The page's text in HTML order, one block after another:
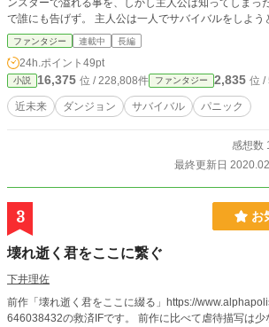
ンスターで溢れる事を、しかし主人公は知ってしまっ
で誰にも告げず。 主人公は一人でサバイバルをしよう
い。 宝くじのお金を使い着々と準備をしていく。 主人
人公は誰も助け無いのか。世界がモンスターで溢れる世
イトルを変更しました
ファンタジー 連載中 長編
24h.ポイント 49pt
小説 16,375 位 / 228,808件 ファンタジー 2,835 位 /
近未来 ダンジョン サバイバル パニック
感想数
最終更新日
3 お
壊れ逝く君をここに繋ぐ
下井理佐
前作「壊れ逝く君をここに綴る」https://
646038432の救済IFです。 前作に比べて虐待描写は少